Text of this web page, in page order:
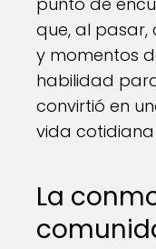
que, al pasar,
y momentos
habilidad
convirtió en
vida
La